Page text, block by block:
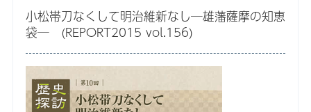
小松帯刀なくして明治維新なし─雄藩薩摩の知恵
袋─ (REPORT2015 vol.156)